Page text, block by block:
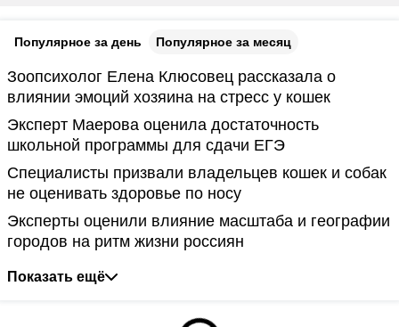
Популярное за день Популярное за месяц
Зоопсихолог Елена Клюсовец рассказала о
влиянии эмоций хозяина на стресс у кошек
Эксперт Маерова оценила достаточность
школьной программы для сдачи ЕГЭ
Специалисты призвали владельцев кошек и собак
не оценивать здоровье по носу
Эксперты оценили влияние масштаба и географии
городов на ритм жизни россиян
Показать ещё